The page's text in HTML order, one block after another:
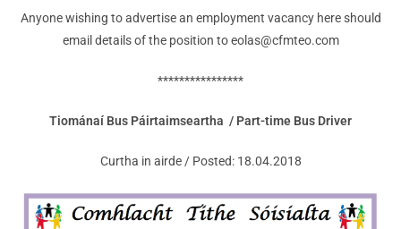
Anyone wishing to advertise an employment vacancy here should
email details of the position to eolas@cfmteo.com
****************
Tiománaí Bus Páirtaimseartha / Part-time Bus Driver
Curtha in airde / Posted: 18.04.2018